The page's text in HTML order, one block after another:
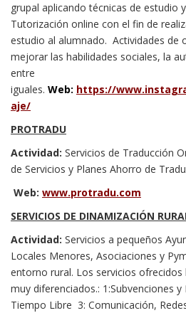
grupal aplicando técnicas de estudio
Tutorización online con el fin de
estudio al alumnado. Actividades de
mejorar las habilidades sociales, la
entre
iguales. Web: https://
aje/
PROTRADU
Actividad: Servicios de Traducción
de Servicios y Planes Ahorro de
Web: www.protradu.com
SERVICIOS DE DINAMIZACIÓN
Actividad: Servicios a pequeños
Locales Menores, Asociaciones y
entorno rural. Los servicios
muy diferenciados.: 1:Subvenciones
Tiempo Libre 3: Comunicación,